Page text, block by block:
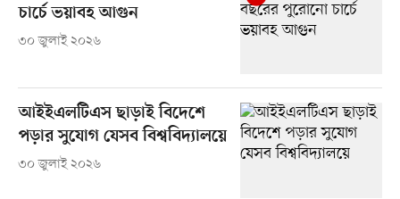
চার্চে ভয়াবহ আগুন
৩০ জুলাই ২০২৬
আইইএলটিএস ছাড়াই বিদেশে
পড়ার সুযোগ যেসব বিশ্ববিদ্যালয়ে
৩০ জুলাই ২০২৬